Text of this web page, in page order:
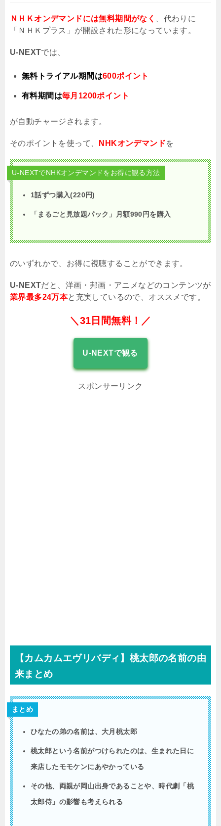
ＮＨＫオンデマンドには無料期間がなく
、代わりに
「ＮＨＫプラス」が開設された形になっています。
U-NEXTでは、
無料トライアル期間は600ポイント
有料期間は毎月1200ポイント
が自動チャージされます。
そのポイントを使って、 NHKオンデマンドを
U-NEXTでNHKオンデマンドをお得に観る方法
1話ずつ購入(220円)
「まるごと見放題パック」月額990 円を購入
のいずれかで、お得に視聴することができます。
U-NEXTだと、洋画・邦画・アニメなどのコンテンツが
業界最多24万本と充実しているので、オススメです。
＼31日間無料！／
U-NEXTで観る
スポンサーリンク
【カムカムエヴリバディ】桃太郎の名前の由
来まとめ
まとめ
ひなたの弟の名前は、大月桃太郎
桃太郎という名前がつけられたのは、生まれた日に
来店したモモケンにあやかっている
その他、両親が岡山出身であることや、時代劇「桃
太郎侍」の影響も考えられる